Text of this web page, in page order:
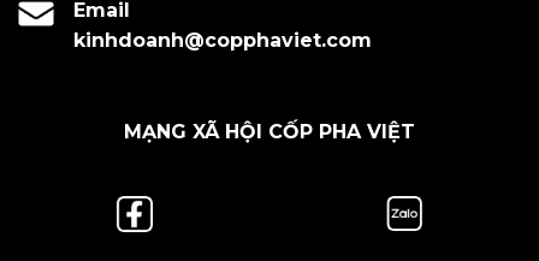
Email
kinhdoanh@copphaviet.com
MẠNG XÃ HỘI CỐP PHA VIỆT